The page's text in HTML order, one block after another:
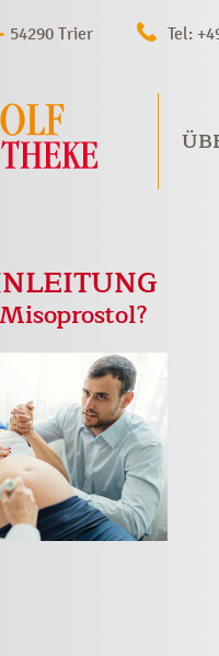
• 54290 Trier Tel: